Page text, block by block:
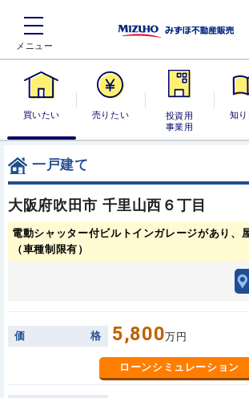
買いたい 売りたい
投資用・事業
用
知
一戸建て
大阪府吹田市 千里山西６丁目
電動シャッター付ビルトインガレージがあり、
（車種制限有）
価 格 5,800万円
ローンシミュレーション